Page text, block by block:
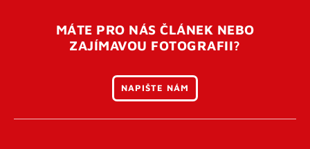
MÁTE PRO NÁS ČLÁNEK NEBO
ZAJÍMAVOU FOTOGRAFII?
NAPIŠTE NÁM